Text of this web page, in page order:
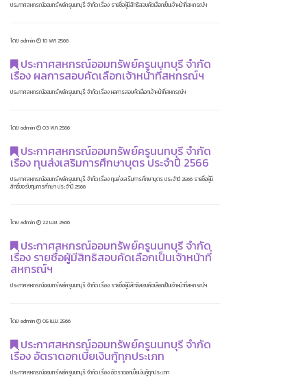
ประกาศสหกรณ์ออมทรัพย์ครูนนทบุรี จำกัด เรื่อง รายชื่อผู้มีสิทธิสอบคัดเลือกเป็นเจ้าหน้าที่สหกรณ์ฯ
โดย admin 10 พ.ค 2566
ประกาศสหกรณ์ออมทรัพย์ครูนนทบุรี จำกัด
เรื่อง ผลการสอบคัดเลือกเจ้าหน้าที่สหกรณ์ฯ
ประกาศสหกรณ์ออมทรัพย์ครูนนทบุรี จำกัด เรื่อง ผลการสอบคัดเลือกเจ้าหน้าที่สหกรณ์ฯ
โดย admin 03 พ.ค 2566
ประกาศสหกรณ์ออมทรัพย์ครูนนทบุรี จำกัด
เรื่อง ทุนส่งเสริมการศึกษาบุตร ประจำปี 2566
ประกาศสหกรณ์ออมทรัพย์ครูนนทบุรี จำกัด เรื่อง ทุนส่งเสริมการศึกษาบุตร ประจำปี 2566 รายชื่อผู้มี
สิทธิ์ขอรับทุนการศึกษา ประจำปี 2566
โดย admin 22 เม.ย. 2566
ประกาศสหกรณ์ออมทรัพย์ครูนนทบุรี จำกัด
เรื่อง รายชื่อผู้มีสิทธิสอบคัดเลือกเป็นเจ้าหน้าที่
สหกรณ์ฯ
ประกาศสหกรณ์ออมทรัพย์ครูนนทบุรี จำกัด เรื่อง รายชื่อผู้มีสิทธิสอบคัดเลือกเป็นเจ้าหน้าที่สหกรณ์ฯ
โดย admin 05 เม.ย. 2566
ประกาศสหกรณ์ออมทรัพย์ครูนนทบุรี จำกัด
เรื่อง อัตราดอกเบี้ยเงินกู้ทุกประเภท
ประกาศสหกรณ์ออมทรัพย์ครูนนทบุรี จำกัด เรื่อง อัตราดอกเบี้ยเงินกู้ทุกประเภท